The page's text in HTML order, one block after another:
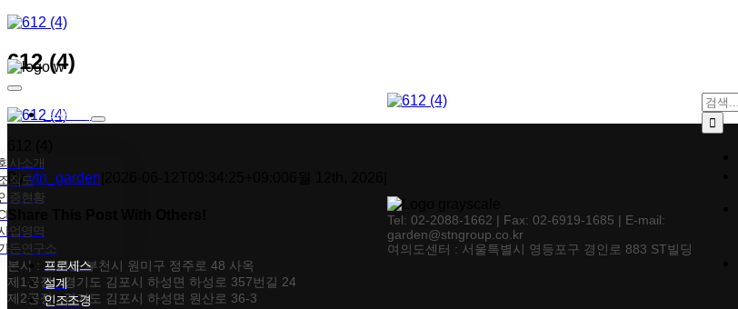
콘텐츠로
Toggle
Navigation
회사소개
사소개
직도
증현황
업영역
든연구소
프로세스
설계
인조조경
612 (4)
Byvtn_garden
Facebook
X
Tumblr
Pinterest
이메일
검색:
Tel: 02-2088-1662 | Fax: 02-6919-1685 | E-mail:
garden@stngroup.co.kr
여의도센터 : 서울특별시 영등포구 경인로 883 ST빌딩
본사 : 경기도 부천시 원미구 정주로 48 사옥
제1공장 : 경기도 김포시 하성면 하성로 357번길 24
제2공장 : 경기도 김포시 하성면 원산로 36-3